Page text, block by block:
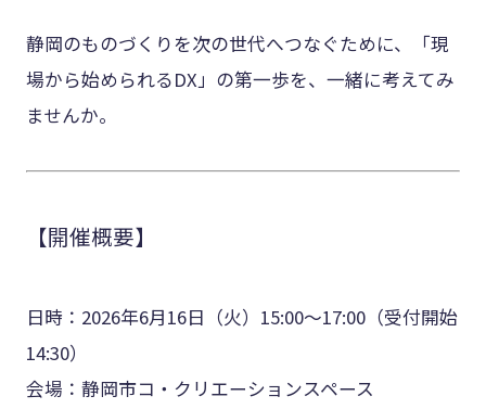
静岡のものづくりを次の世代へつなぐために、「現
場から始められるDX」の第一歩を、一緒に考えてみ
ませんか。
【開催概要】
日時：2026年6月16日（火）15:00〜17:00（受付開始
14:30）
会場：静岡市コ・クリエーションスペース